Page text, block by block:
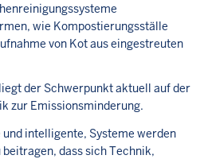
wie Kompostierungsställe
von Kot aus eingestreuten
der Schwerpunkt aktuell auf der
zur Emissionsminderung.
intelligente, Systeme werden
dass sich Technik,